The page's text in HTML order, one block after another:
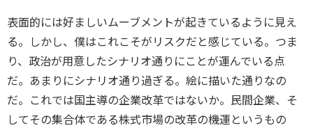
表面的には好ましいムーブメントが起きているように見え
る。しかし、僕はこれこそがリスクだと感じている。つま
り、政治が用意したシナリオ通りにことが運んでいる点
だ。あまりにシナリオ通り過ぎる。絵に描いた通りなの
だ。これでは国主導の企業改革ではないか。民間企業、そ
してその集合体である株式市場の改革の機運というもの